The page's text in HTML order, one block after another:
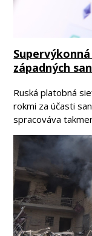
západných
Ruská platobná
rokmi za účasti
spracováva